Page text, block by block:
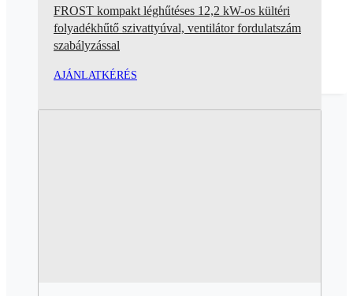
FROST kompakt léghűtéses 12,2 kW-os kültéri
folyadékhűtő szivattyúval, ventilátor fordulatszám
szabályzással
AJÁNLATKÉRÉS